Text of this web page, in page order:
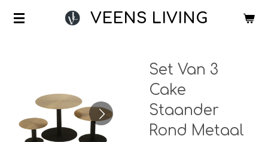
Ga
VEENS LIVING
Set Van 3
Cake
Staander
Rond Metaal